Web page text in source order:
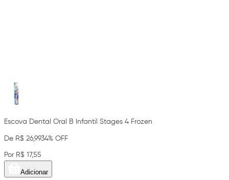
Escova Dental Oral B Infantil Stages 4 Frozen
De R$ 26,9934% OFF
Por R$ 17,55
Adicionar